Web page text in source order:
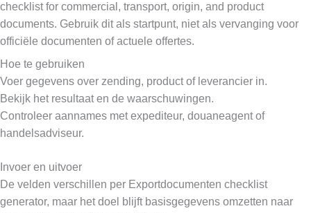
checklist for commercial, transport, origin, and product
documents. Gebruik dit als startpunt, niet als vervanging voor
officiële documenten of actuele offertes.
Hoe te gebruiken
Voer gegevens over zending, product of leverancier in.
Bekijk het resultaat en de waarschuwingen.
Controleer aannames met expediteur, douaneagent of
handelsadviseur.
Invoer en uitvoer
De velden verschillen per Exportdocumenten checklist
generator, maar het doel blijft basisgegevens omzetten naar